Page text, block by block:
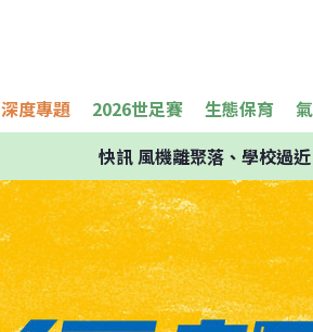
深度專題 2026世足賽 生態保育
快訊風機離聚落、學校過